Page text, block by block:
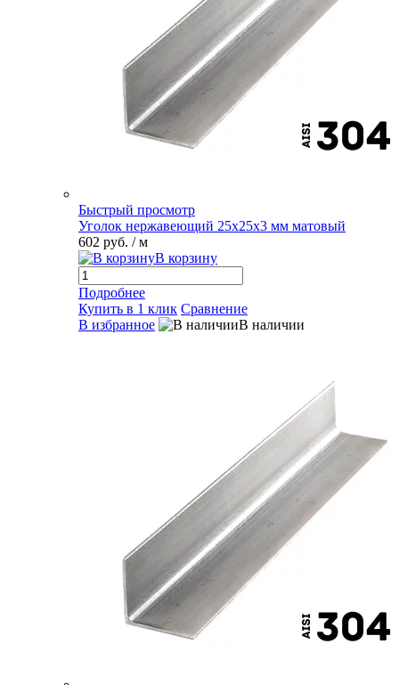
Быстрый просмотр
Уголок нержавеющий 25х25х3 мм матовый
602 руб. / м
В корзину
Подробнее
Купить в 1 клик Сравнение
В избранное
В наличии